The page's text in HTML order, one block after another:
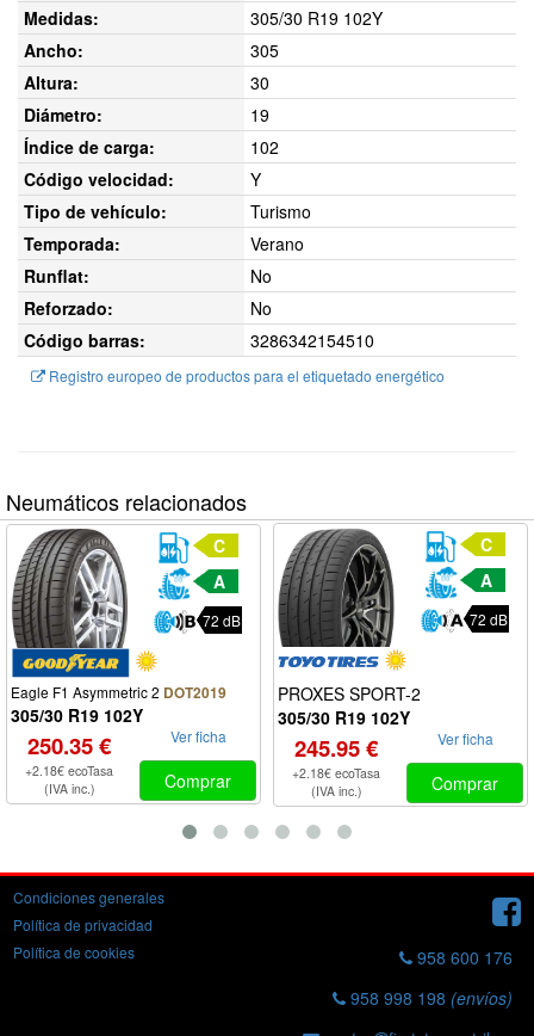
Medidas:
305/30 R19 102Y
Ancho:
305
Altura:
30
Diámetro:
19
Índice de carga:
102
Código velocidad:
Y
Tipo de vehículo:
Turismo
Temporada:
Verano
Runflat:
No
Reforzado:
No
Código barras:
3286342154510
Registro europeo de productos para el etiquetado energético
Neumáticos relacionados
C
A
72 dB
Eagle F1 Asymmetric 2 DOT2019
305/30 R19 102Y
250.35 €
+2.18€ ecoTasa
(IVA inc.)
Ver ficha
Comprar
C
A
72 dB
PROXES SPORT-2
305/30 R19 102Y
245.95 €
+2.18€ ecoTasa
(IVA inc.)
Ver ficha
Comprar
Condiciones generales
Política de privacidad
Política de cookies
958 600 176
958 998 198 (envíos)